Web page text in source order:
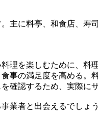
主に料亭、和食店、
理を楽しむために、料
事の満足度を高める。
確認するため、実際に
業者と出会えるでしょう